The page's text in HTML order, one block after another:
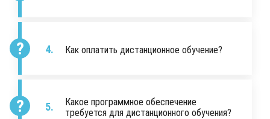
Как оплатить дистанционное обучение?
Какое программное обеспечение
требуется для дистанционного обучения?